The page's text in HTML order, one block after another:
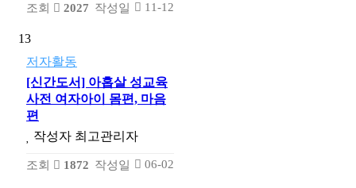
조회 2027 작성일 11-12
13
저자활동
[신간도서] 아홉살 성교육
사전 여자아이 몸편, 마음
편
작성자 최고관리자
조회 1872 작성일 06-02